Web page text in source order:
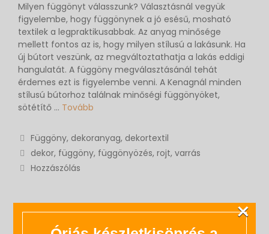
Milyen függönyt válasszunk? Választásnál vegyük
figyelembe, hogy függönynek a jó esésű, mosható
textilek a legpraktikusabbak. Az anyag minősége
mellett fontos az is, hogy milyen stílusú a lakásunk. Ha
új bútort veszünk, az megváltoztathatja a lakás eddigi
hangulatát. A függöny megválasztásánál tehát
érdemes ezt is figyelembe venni. A Kenagnál minden
stílusú bútorhoz találnak minőségi függönyöket,
sötétítő … Tovább
Függöny, dekoranyag, dekortextil
dekor, függöny, függönyözés,rojt,varrás
Hozzászólás
Függönycsere tanácsok 1. rész×